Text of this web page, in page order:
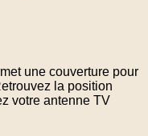
une couverture pour
la position
votre antenne TV